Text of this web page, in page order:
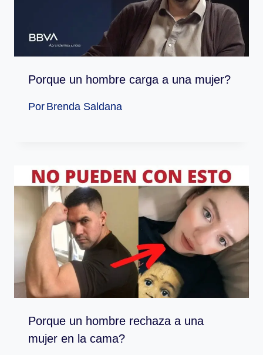
Porque un hombre carga a una mujer?
Por Brenda Saldana
Porque un hombre rechaza a una
mujer en la cama?